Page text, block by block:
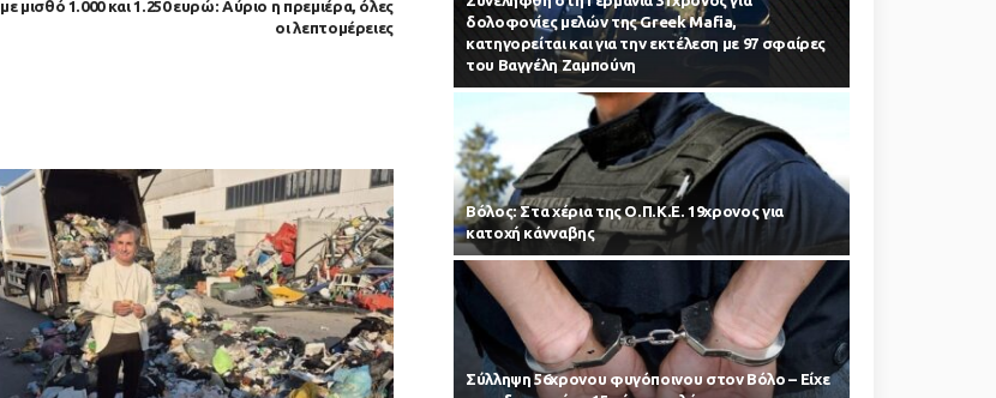
με μισθό 1.000 και 1.250 ευρώ: Αύριο η πρεμιέρα, όλες
οι λεπτομέρειες
δολοφονίες μελών της Greek Mafia,
κατηγορείται και για την εκτέλεση με 97 σφαίρες
του Βαγγέλη Ζαμπούνη
Βόλος: Στα χέρια της Ο.Π.Κ.Ε. 19χρονος για
κατοχή κάνναβης
Σύλληψη 56χρονου φυγόποινου στον Βόλο – Είχε